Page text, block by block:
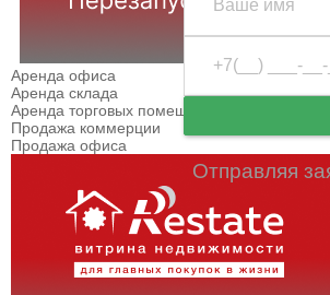
Аренда офиса
Аренда склада
Аренда торговых помещений
Продажа коммерции
Продажа офиса
Отправляя